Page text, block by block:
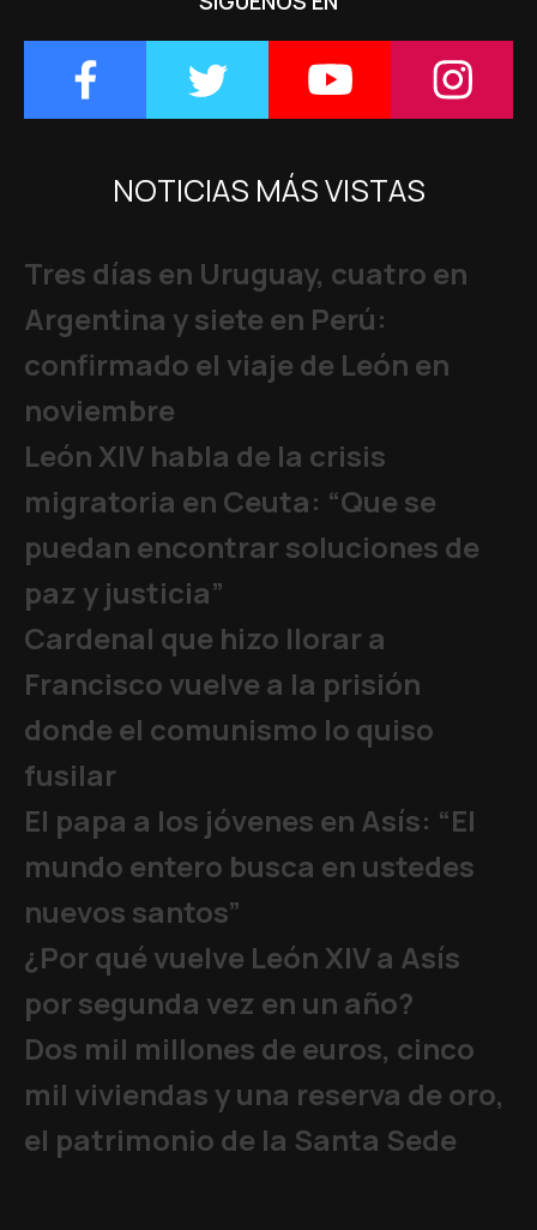
NOTICIAS MÁS VISTAS
Tres días en Uruguay, cuatro en
Argentina y siete en Perú:
confirmado el viaje de León en
noviembre
León XIV habla de la crisis
migratoria en Ceuta: “Que se
puedan encontrar soluciones de
paz y justicia”
Cardenal que hizo llorar a
Francisco vuelve a la prisión
donde el comunismo lo quiso
fusilar
El papa a los jóvenes en Asís: “El
mundo entero busca en ustedes
nuevos santos”
¿Por qué vuelve León XIV a Asís
por segunda vez en un año?
Dos mil millones de euros, cinco
mil viviendas y una reserva de oro,
el patrimonio de la Santa Sede